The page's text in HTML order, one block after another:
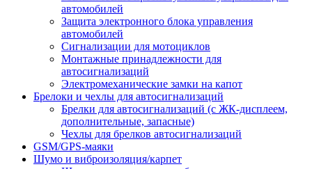
автомобилей
Защита электронного блока управления
автомобилей
Сигнализации для мотоциклов
Монтажные принадлежности для
автосигнализаций
Электромеханические замки на капот
Брелоки и чехлы для автосигнализаций
Брелки для автосигнализаций (с ЖК-дисплеем,
дополнительные, запасные)
Чехлы для брелков автосигнализаций
GSM/GPS-маяки
Шумо и виброизоляция/карпет